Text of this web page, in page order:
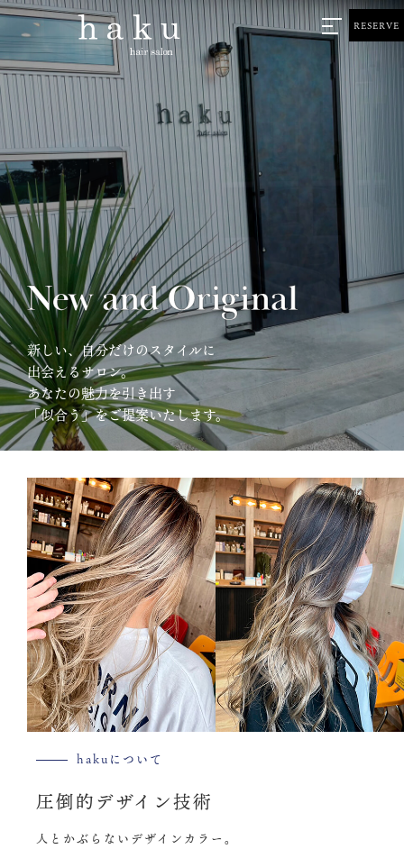
RESERVE
新しい、自分だけのスタイルに
出会えるサロン。
あなたの魅力を引き出す
「似合う」をご提案いたします。
hakuについて
圧倒的デザイン技術
人とかぶらないデザインカラー。